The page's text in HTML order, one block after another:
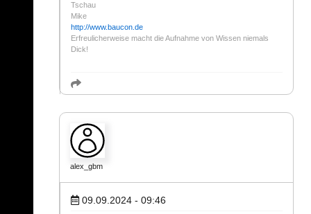
Tschau
Mike
http://www.baucon.de
Erfreulicherweise macht die Aufnahme von Wissen niemals
Dick!
alex_gbm
09.09.2024 - 09:46